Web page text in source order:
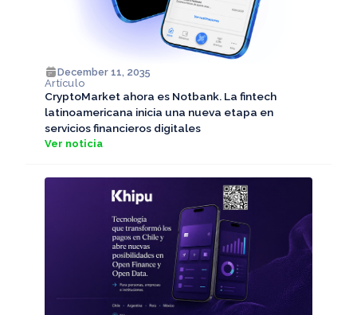
December 11, 2035
Artículo
CryptoMarket ahora es Notbank. La fintech
latinoamericana inicia una nueva etapa en
servicios financieros digitales
Ver noticia